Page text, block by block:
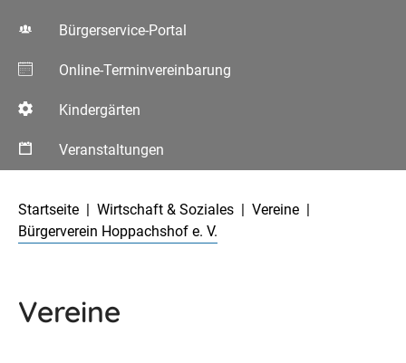
Bürgerservice-Portal
Online-Terminvereinbarung
Kindergärten
Veranstaltungen
Startseite
Wirtschaft & Soziales
Vereine
Bürgerverein Hoppachshof e. V.
Vereine